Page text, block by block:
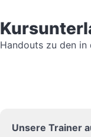
Handouts zu den in
Unsere Trainer